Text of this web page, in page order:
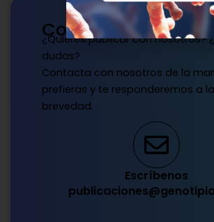
Contacto
¿Quieres publicar con nosotros?
dudas?
Contacta con nosotros de la
prefieras y te responderemos a
brevedad.
Escríbenos